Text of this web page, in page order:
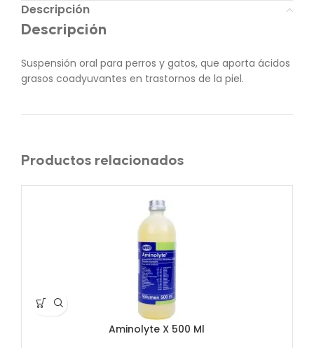
Descripción
Descripción
Suspensión oral para perros y gatos, que aporta ácidos
grasos coadyuvantes en trastornos de la piel.
Productos relacionados
Aminolyte X 500 Ml